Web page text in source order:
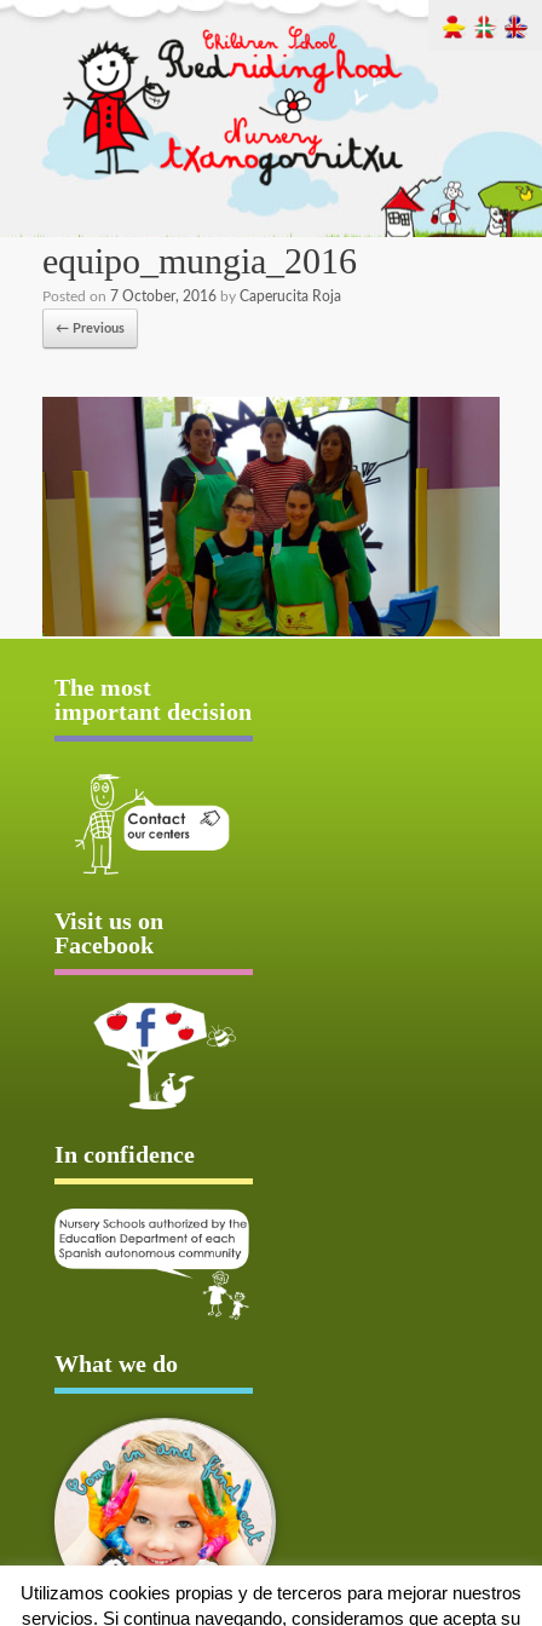
equipo_mungia_2016
Posted on 7 October, 2016 by Caperucita Roja
← Previous
The most
important decision
Visit us on
Facebook
In confidence
What we do
Utilizamos cookies propias y de terceros para mejorar nuestros
servicios. Si continua navegando, consideramos que acepta su